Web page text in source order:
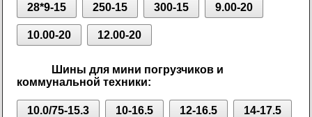
28*9-15 250-15 300-15 9.00-20
10.00-20 12.00-20
Шины для мини погрузчиков и
коммунальной техники:
10.0/75-15.3 10-16.5 12-16.5 14-17.5